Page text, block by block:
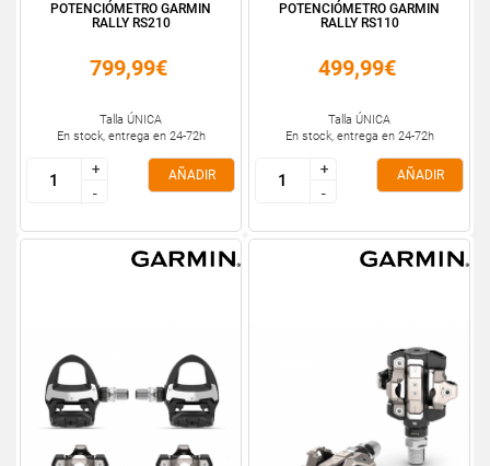
POTENCIÓMETRO GARMIN
RALLY RS210
799,99€
Talla ÚNICA
En stock, entrega en 24-72h
+
-
+
-
AÑADIR
POTENCIÓMETRO GARMIN
RALLY RS110
499,99€
Talla ÚNICA
En stock, entrega en 24-72h
+
-
+
-
AÑADIR